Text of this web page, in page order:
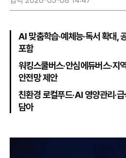
AI 맞춤학습·예체능·독서 확대,
포함
워킹스쿨버스·안심에듀버스·지
안전망 제안
친환경 로컬푸드·AI 영양관리·
담아